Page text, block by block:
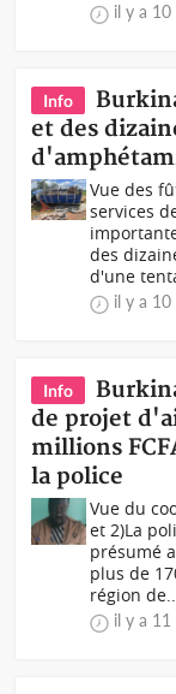
il y a 10
Info
et des
Vue des
services
des
d'une
il y a 10
Info
de projet
millions
la police
Vue du
et 2)La
présumé
plus de
région
il y a 11